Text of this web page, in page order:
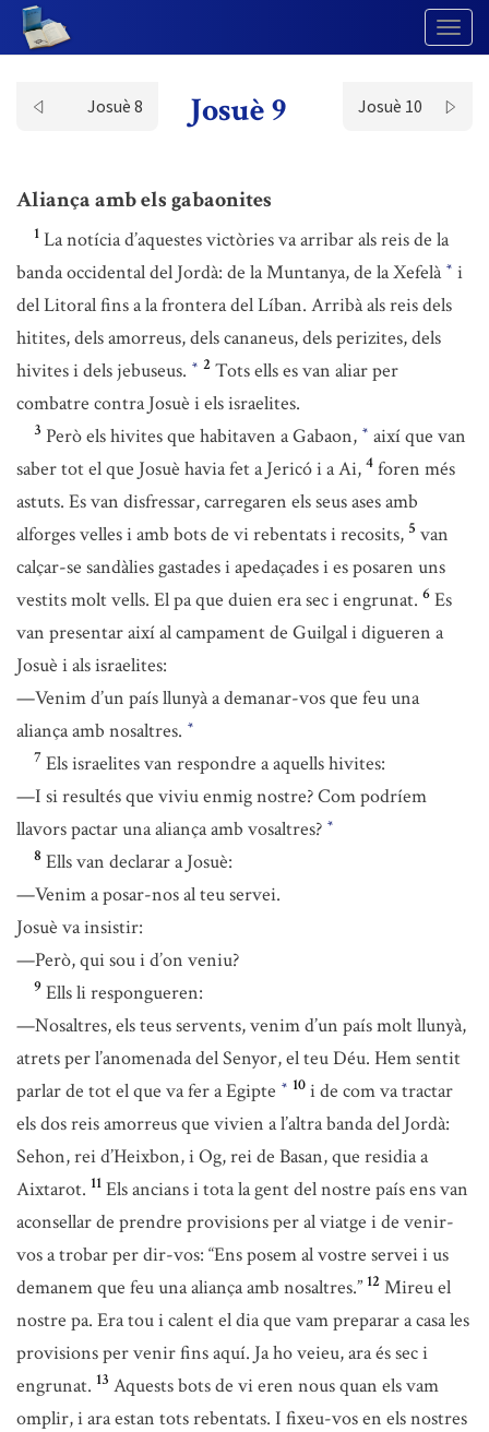
Josuè 8 Josuè 9 Josuè 10
Aliança amb els gabaonites
1 La notícia d’aquestes victòries va arribar als reis de la
banda occidental del Jordà: de la Muntanya, de la Xefelà * i
del Litoral fins a la frontera del Líban. Arribà als reis dels
hitites, dels amorreus, dels cananeus, dels perizites, dels
hivites i dels jebuseus. * 2 Tots ells es van aliar per
combatre contra Josuè i els israelites.
3 Però els hivites que habitaven a Gabaon, * així que van
saber tot el que Josuè havia fet a Jericó i a Ai, 4 foren més
astuts. Es van disfressar, carregaren els seus ases amb
alforges velles i amb bots de vi rebentats i recosits, 5 van
calçar-se sandàlies gastades i apedaçades i es posaren uns
vestits molt vells. El pa que duien era sec i engrunat. 6 Es
van presentar així al campament de Guilgal i digueren a
Josuè i als israelites:
—Venim d’un país llunyà a demanar-vos que feu una
aliança amb nosaltres. *
7 Els israelites van respondre a aquells hivites:
—I si resultés que viviu enmig nostre? Com podríem
llavors pactar una aliança amb vosaltres? *
8 Ells van declarar a Josuè:
—Venim a posar-nos al teu servei.
Josuè va insistir:
—Però, qui sou i d’on veniu?
9 Ells li respongueren:
—Nosaltres, els teus servents, venim d’un país molt llunyà,
atrets per l’anomenada del Senyor, el teu Déu. Hem sentit
parlar de tot el que va fer a Egipte * 10 i de com va tractar
els dos reis amorreus que vivien a l’altra banda del Jordà:
Sehon, rei d’Heixbon, i Og, rei de Basan, que residia a
Aixtarot. 11 Els ancians i tota la gent del nostre país ens van
aconsellar de prendre provisions per al viatge i de venir-
vos a trobar per dir-vos: “Ens posem al vostre servei i us
demanem que feu una aliança amb nosaltres.” 12 Mireu el
nostre pa. Era tou i calent el dia que vam preparar a casa les
provisions per venir fins aquí. Ja ho veieu, ara és sec i
engrunat. 13 Aquests bots de vi eren nous quan els vam
omplir, i ara estan tots rebentats. I fixeu-vos en els nostres